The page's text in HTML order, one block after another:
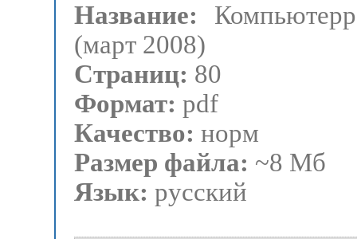
Название:
(март 2008)
Страниц: 80
Формат: pdf
Качество: норм
Размер файла: ~8 Мб
Язык: русский